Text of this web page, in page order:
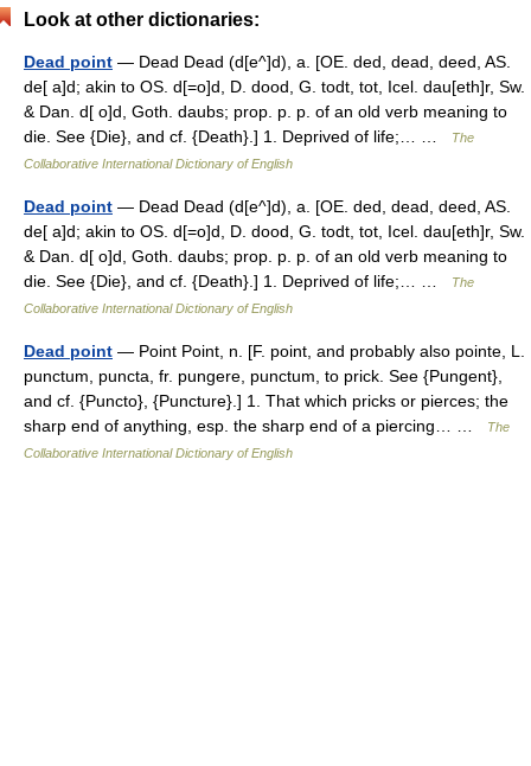
Look at other dictionaries:
Dead point — Dead Dead (d[e^]d), a. [OE. ded, dead, deed, AS.
de[ a]d; akin to OS. d[=o]d, D. dood, G. todt, tot, Icel. dau[eth]r, Sw.
& Dan. d[ o]d, Goth. daubs; prop. p. p. of an old verb meaning to
die. See {Die}, and cf. {Death}.] 1. Deprived of life;… …
The
Collaborative International Dictionary of English
Dead point — Dead Dead (d[e^]d), a. [OE. ded, dead, deed, AS.
de[ a]d; akin to OS. d[=o]d, D. dood, G. todt, tot, Icel. dau[eth]r, Sw.
& Dan. d[ o]d, Goth. daubs; prop. p. p. of an old verb meaning to
die. See {Die}, and cf. {Death}.] 1. Deprived of life;… …
The
Collaborative International Dictionary of English
Dead point — Point Point, n. [F. point, and probably also pointe, L.
punctum, puncta, fr. pungere, punctum, to prick. See {Pungent},
and cf. {Puncto}, {Puncture}.] 1. That which pricks or pierces; the
sharp end of anything, esp. the sharp end of a piercing… …
The
Collaborative International Dictionary of English